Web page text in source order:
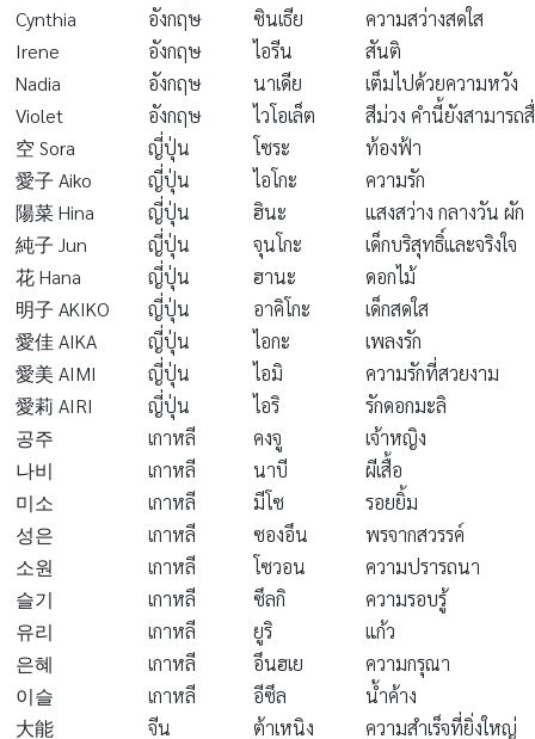
Cynthia
อังกฤษ ซินเธีย
ความสว่างสดใส
Irene
อังกฤษ ไอรีน
สันติ
Nadia
อังกฤษ นาเดีย
เต็มไปด้วยความหวัง
Violet
อังกฤษ ไวโอเล็ต
สีม่วง คำนี้ยังสามารถ
空 Sora
ญี่ปุ่น โซระ
ท้องฟ้า
愛子 Aiko
ญี่ปุ่น ไอโกะ
ความรัก
陽菜 Hina
ญี่ปุ่น ฮินะ
แสงสว่าง กลางวัน ผัก
純子 Jun
ญี่ปุ่น จุนโกะ
เด็กบริสุทธิ์และจริงใจ
花 Hana
ญี่ปุ่น ฮานะ
ดอกไม้
明子 AKIKO
ญี่ปุ่น อาคิโกะ
เด็กสดใส
愛佳 AIKA
ญี่ปุ่น ไอกะ
เพลงรัก
愛美 AIMI
ญี่ปุ่น ไอมิ
ความรักที่สวยงาม
愛莉 AIRI
ญี่ปุ่น ไอริ
รักดอกมะลิ
공주
เกาหลี คงจู
เจ้าหญิง
나비
เกาหลี นาบี
ผีเสื้อ
미소
เกาหลี มีโซ
รอยยิ้ม
성은
เกาหลี ซองอึน
พรจากสวรรค์
소원
เกาหลี โซวอน
ความปรารถนา
슬기
เกาหลี ซึลกิ
ความรอบรู้
유리
เกาหลี ยูริ
แก้ว
은혜
เกาหลี อึนฮเย
ความกรุณา
이슬
เกาหลี อีซึล
น้ำค้าง
大能
จีน ต้าเหนิง
ความสำเร็จที่ยิ่งใหญ่